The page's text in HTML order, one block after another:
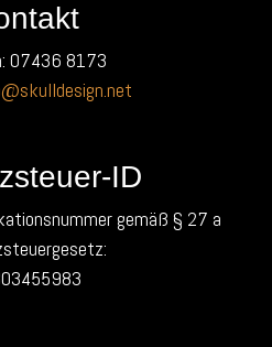
07436 8173
ID
gemäß § 27 a